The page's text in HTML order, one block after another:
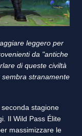
leggero per
da "antiche
di queste civiltà
stranamente
stagione
Il Wild Pass Élite
massimizzare le